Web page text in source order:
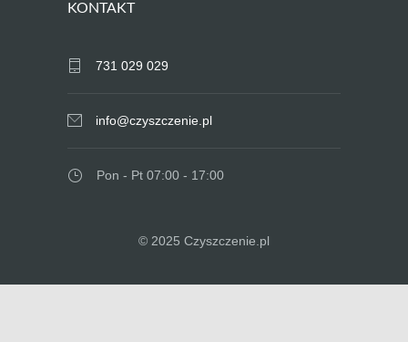
KONTAKT
731 029 029
info@czyszczenie.pl
Pon - Pt 07:00 - 17:00
© 2025 Czyszczenie.pl